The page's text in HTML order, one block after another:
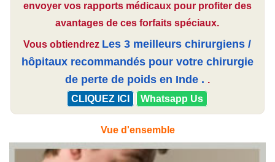
envoyer vos rapports médicaux pour profiter des
avantages de ces forfaits spéciaux.
Vous obtiendrez Les 3 meilleurs chirurgiens /
hôpitaux recommandés pour votre chirurgie
de perte de poids en Inde . .
CLIQUEZ ICI
Whatsapp Us
Vue d'ensemble